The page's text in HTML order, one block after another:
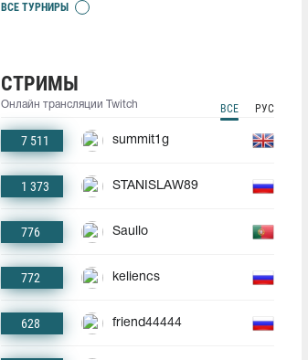
ВСЕ ТУРНИРЫ
СТРИМЫ
Онлайн трансляции Twitch ВСЕ РУС
7 511 summit1g
1 373 STANISLAW89
776 Saullo
772 keliencs
628 friend44444